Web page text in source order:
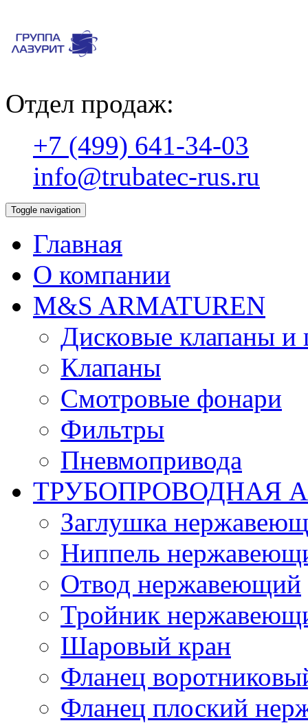
Отдел продаж:
+7 (499) 641-34-03
info@trubatec-rus.ru
Toggle navigation
Главная
О компании
М&S ARMATUREN
Дисковые клапаны
Клапаны
Смотровые фонари
Фильтры
Пневмопривода
ТРУБОПРОВОДНАЯ
Заглушка
Ниппель
Отвод нержавеющий
Тройник
Шаровый кран
Фланец
Фланец плоский